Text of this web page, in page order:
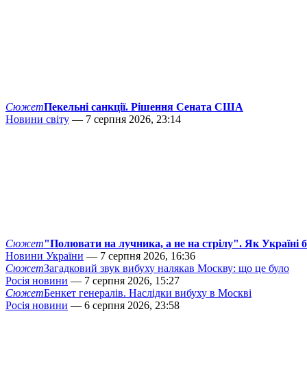
СюжетПекельні санкції. Рішення Сената США
Новини світу — 7 серпня 2026, 23:14
Сюжет"Полювати на лучника, а не на стрілу". Як Україні
Новини України — 7 серпня 2026, 16:36
СюжетЗагадковий звук вибуху налякав Москву: що це було
Росія новини — 7 серпня 2026, 15:27
СюжетБенкет генералів. Наслідки вибуху в Москві
Росія новини — 6 серпня 2026, 23:58